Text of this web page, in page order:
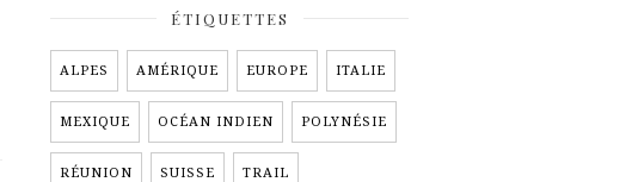
ÉTIQUETTES
ALPES AMÉRIQUE EUROPE ITALIE
MEXIQUE OCÉAN INDIEN POLYNÉSIE
RÉUNION SUISSE TRAIL